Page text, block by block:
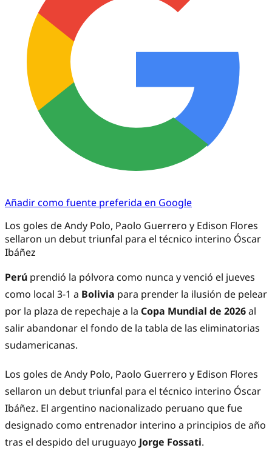
Añadir como fuente preferida en Google
Los goles de Andy Polo, Paolo Guerrero y Edison Flores
sellaron un debut triunfal para el técnico interino Óscar
Ibáñez
Perú prendió la pólvora como nunca y venció el jueves
como local 3-1 a Bolivia para prender la ilusión de pelear
por la plaza de repechaje a la Copa Mundial de 2026al
salir abandonar el fondo de la tabla de las eliminatorias
sudamericanas.
Los goles de Andy Polo, Paolo Guerrero y Edison Flores
sellaron un debut triunfal para el técnico interino Óscar
Ibáñez. El argentino nacionalizado peruano que fue
designado como entrenador interino a principios de año
tras el despido del uruguayo Jorge Fossati.